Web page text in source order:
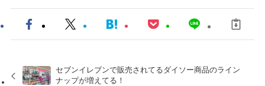
セブンイレブンで販売されてるダイソー商品のライン
ナップが増えてる！